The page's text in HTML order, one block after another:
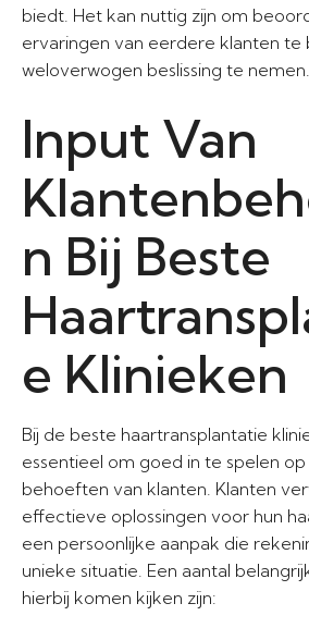
biedt. Het kan nuttig zijn om
ervaringen van eerdere klanten te
weloverwogen beslissing te nemen.
Input Van
n Bij Beste
e Klinieken
Bij de beste haartransplantatie
essentieel om goed in te spelen
behoeften van klanten. Klanten
effectieve oplossingen voor hun
een persoonlijke aanpak die
unieke situatie. Een aantal
hierbij komen kijken zijn: